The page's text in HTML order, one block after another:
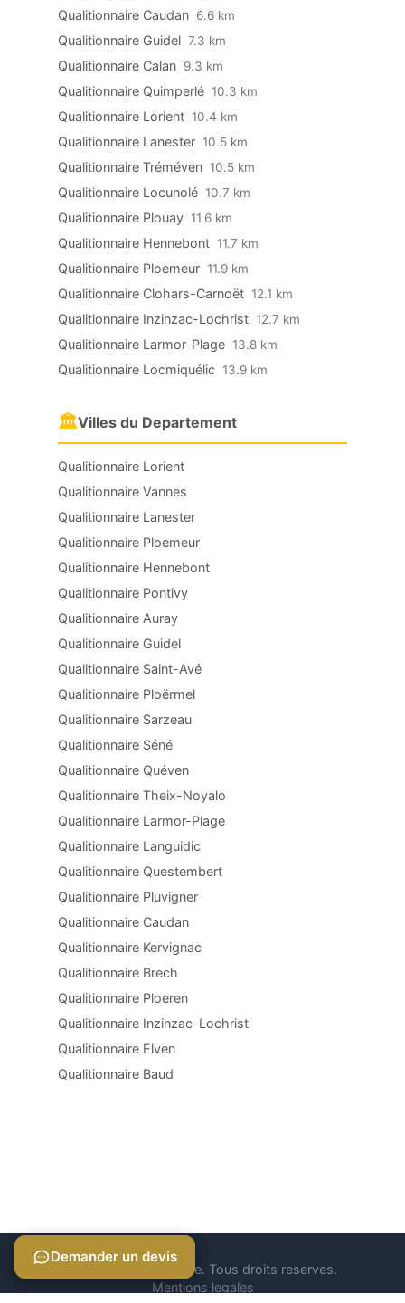
Qualitionnaire Caudan 6.6 km
Qualitionnaire Guidel 7.3 km
Qualitionnaire Calan 9.3 km
Qualitionnaire Quimperlé 10.3 km
Qualitionnaire Lorient 10.4 km
Qualitionnaire Lanester 10.5 km
Qualitionnaire Tréméven 10.5 km
Qualitionnaire Locunolé 10.7 km
Qualitionnaire Plouay 11.6 km
Qualitionnaire Hennebont 11.7 km
Qualitionnaire Ploemeur 11.9 km
Qualitionnaire Clohars-Carnoët 12.1 km
Qualitionnaire Inzinzac-Lochrist 12.7 km
Qualitionnaire Larmor-Plage 13.8 km
Qualitionnaire Locmiquélic 13.9 km
🏛Villes du Departement
Qualitionnaire Lorient
Qualitionnaire Vannes
Qualitionnaire Lanester
Qualitionnaire Ploemeur
Qualitionnaire Hennebont
Qualitionnaire Pontivy
Qualitionnaire Auray
Qualitionnaire Guidel
Qualitionnaire Saint-Avé
Qualitionnaire Ploërmel
Qualitionnaire Sarzeau
Qualitionnaire Séné
Qualitionnaire Quéven
Qualitionnaire Theix-Noyalo
Qualitionnaire Larmor-Plage
Qualitionnaire Languidic
Qualitionnaire Questembert
Qualitionnaire Pluvigner
Qualitionnaire Caudan
Qualitionnaire Kervignac
Qualitionnaire Brech
Qualitionnaire Ploeren
Qualitionnaire Inzinzac-Lochrist
Qualitionnaire Elven
Qualitionnaire Baud
© 2026 Qualitionnaire. Tous droits reserves.
Mentions legales
Demander un devis
Demander un devis